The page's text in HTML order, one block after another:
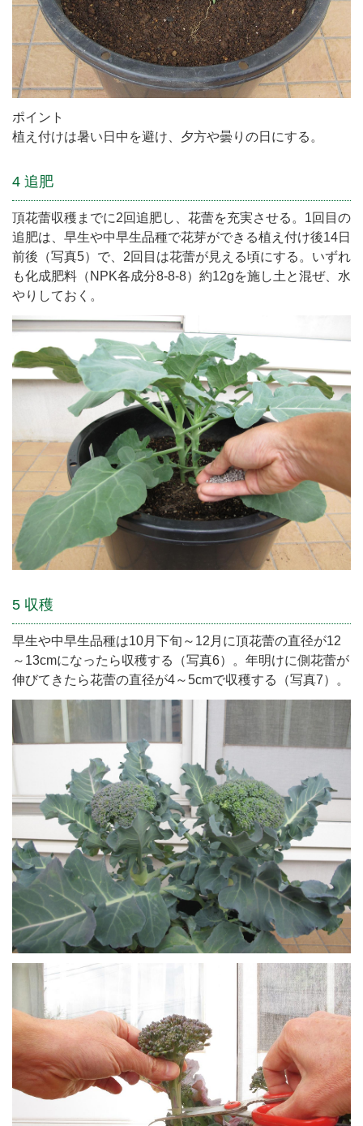
ポイント
植え付けは暑い日中を避け、夕方や曇りの日にする。
4 追肥
頂花蕾収穫までに2回追肥し、花蕾を充実させる。1回目の
追肥は、早生や中早生品種で花芽ができる植え付け後14日
前後（写真5）で、2回目は花蕾が見える頃にする。いずれ
も化成肥料（NPK各成分8-8-8）約12gを施し土と混ぜ、水
やりしておく。
5 収穫
早生や中早生品種は10月下旬～12月に頂花蕾の直径が12
～13cmになったら収穫する（写真6）。年明けに側花蕾が
伸びてきたら花蕾の直径が4～5cmで収穫する（写真7）。